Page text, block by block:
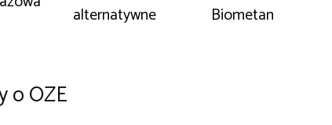
alternatywne
Biometan
o OZE